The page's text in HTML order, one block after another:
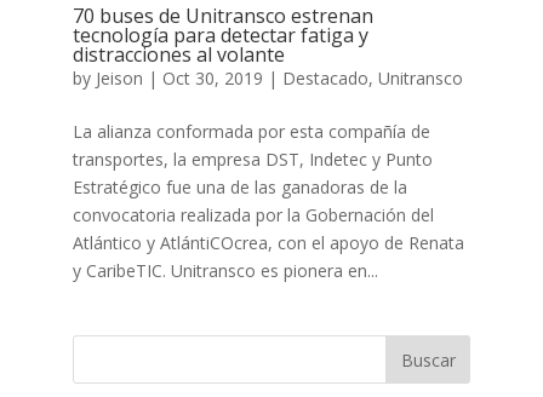
70 buses de Unitransco estrenan
tecnología para detectar fatiga y
distracciones al volante
by Jeison | Oct 30, 2019 | Destacado, Unitransco
La alianza conformada por esta compañía de
transportes, la empresa DST, Indetec y Punto
Estratégico fue una de las ganadoras de la
convocatoria realizada por la Gobernación del
Atlántico y AtlántiCOcrea, con el apoyo de Renata
y CaribeTIC. Unitransco es pionera en...